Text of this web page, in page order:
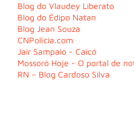
Blog do Vlaudey Liberato
Blog do Édipo Natan
Blog Jean Souza
CNPolícia.com
Jair Sampaio - Caicó
Mossoró Hoje - O portal de
RN – Blog Cardoso Silva